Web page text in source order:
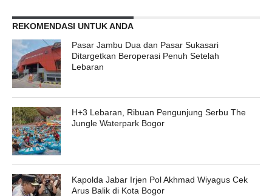
REKOMENDASI UNTUK ANDA
Pasar Jambu Dua dan Pasar Sukasari
Ditargetkan Beroperasi Penuh Setelah
Lebaran
H+3 Lebaran, Ribuan Pengunjung Serbu The
Jungle Waterpark Bogor
Kapolda Jabar Irjen Pol Akhmad Wiyagus Cek
Arus Balik di Kota Bogor